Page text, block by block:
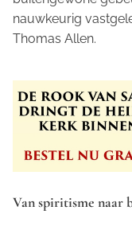
nauwkeurig
Thomas Allen.
Van spiritisme naar